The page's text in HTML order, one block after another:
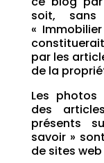
soit, sans
«
par les
de la
Les photos
des
présents
savoir »
de sites